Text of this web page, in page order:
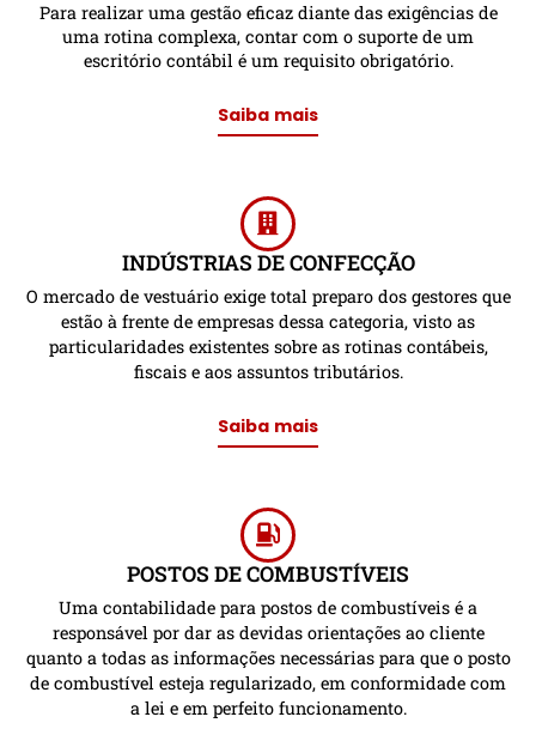
Para realizar uma gestão eficaz diante das exigências de
uma rotina complexa, contar com o suporte de um
escritório contábil é um requisito obrigatório.
Saiba mais
INDÚSTRIAS DE CONFECÇÃO
O mercado de vestuário exige total preparo dos gestores que
estão à frente de empresas dessa categoria, visto as
particularidades existentes sobre as rotinas contábeis,
fiscais e aos assuntos tributários.
Saiba mais
POSTOS DE COMBUSTÍVEIS
Uma contabilidade para postos de combustíveis é a
responsável por dar as devidas orientações ao cliente
quanto a todas as informações necessárias para que o posto
de combustível esteja regularizado, em conformidade com
a lei e em perfeito funcionamento.